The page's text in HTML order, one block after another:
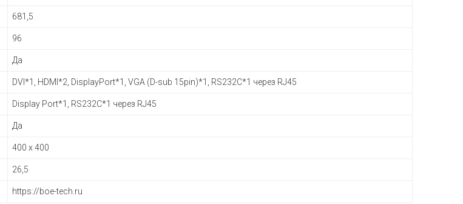
681,5
96
Да
DVI*1, HDMI*2, DisplayPort*1, VGA (D-sub 15pin)*1, RS232С*1 через RJ45
Display Port*1, RS232С*1 через RJ45
Да
400 x 400
26,5
https://boe-tech.ru